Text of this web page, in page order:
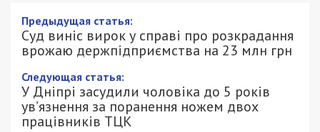
Предыдущая статья:
Суд виніс вирок у справі про розкрадання
врожаю держпідприємства на 23 млн грн
Следующая статья:
У Дніпрі засудили чоловіка до 5 років
ув’язнення за поранення ножем двох
працівників ТЦК